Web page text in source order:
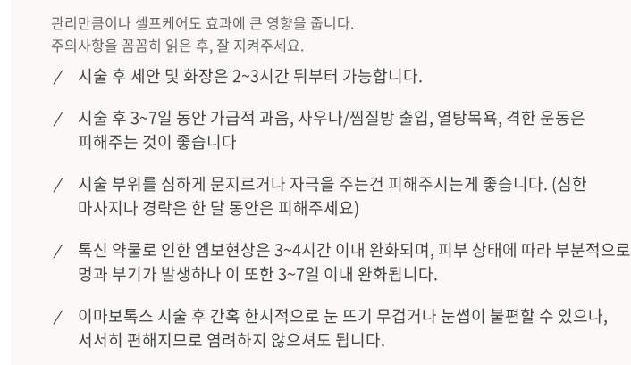
관리만큼이나 셀프케어도 효과에 큰 영향을 줍니다.
주의사항을 꼼꼼히 읽은 후, 잘 지켜주세요.
시술 후 세안 및 화장은 2~3시간 뒤부터 가능합니다.
시술 후 3~7일 동안 가급적 과음, 사우나/찜질방 출입, 열탕목욕, 격한 운동은
피해주는 것이 좋습니다
시술 부위를 심하게 문지르거나 자극을 주는건 피해주시는게 좋습니다. (심한
마사지나 경락은 한 달 동안은 피해주세요)
톡신 약물로 인한 엠보현상은 3~4시간 이내 완화되며, 피부 상태에 따라 부분적으로
멍과 부기가 발생하나 이 또한 3~7일 이내 완화됩니다.
이마보톡스 시술 후 간혹 한시적으로 눈 뜨기 무겁거나 눈썹이 불편할 수 있으나,
서서히 편해지므로 염려하지 않으셔도 됩니다.